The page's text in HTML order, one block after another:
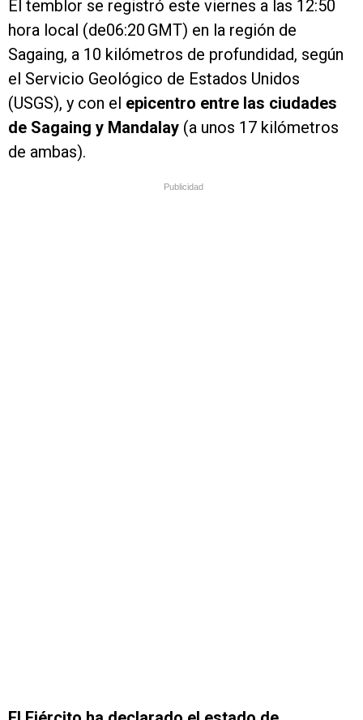
El temblor se registró este viernes a las 12:50
hora local (de06:20 GMT) en la región de
Sagaing, a 10 kilómetros de profundidad, según
el Servicio Geológico de Estados Unidos
(USGS), y con el epicentro entre las ciudades
de Sagaing y Mandalay (a unos 17 kilómetros
de ambas).
Publicidad